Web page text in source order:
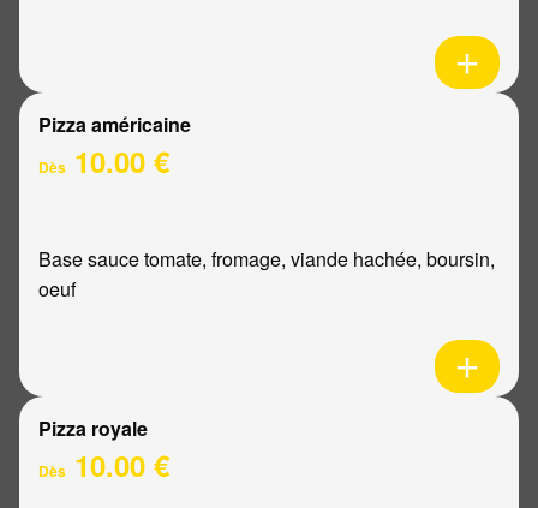
Pizza américaine
Dès 10.00 €
Base sauce tomate, fromage, viande hachée, boursin,
oeuf
Pizza royale
Dès 10.00 €